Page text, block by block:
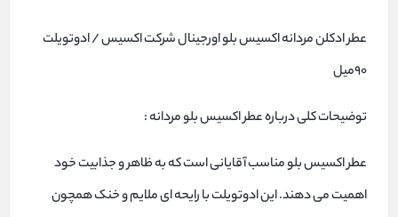
عطر ادکلن مردانه اکسیس بلو اورجینال شرکت اکسیس / ادوتویلت
۹۰میل
توضیحات کلی درباره عطر اکسیس بلو مردانه :
عطر اکسیس بلو مناسب آقایانی است که به ظاهر و جذابیت خود
اهمیت می دهند. این ادوتویلت با رایحه ای ملایم و خنک همچون